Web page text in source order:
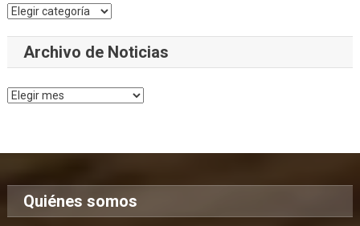
Categorías
Archivo de Noticias
Archivo
Quiénes somos